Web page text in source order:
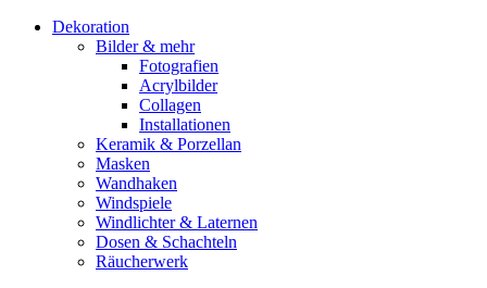
Dekoration
Bilder & mehr
Fotografien
Acrylbilder
Collagen
Installationen
Keramik & Porzellan
Masken
Wandhaken
Windspiele
Windlichter & Laternen
Dosen & Schachteln
Räucherwerk